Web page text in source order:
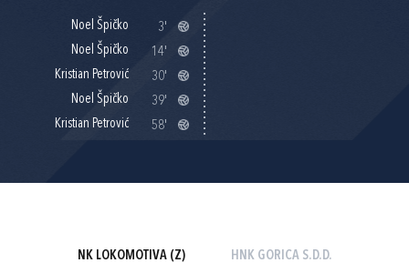
Noel Špičko
3'
Noel Špičko
14'
Kristian Petrović
30'
Noel Špičko
39'
Kristian Petrović
58'
NK LOKOMOTIVA (Z) HNK GORICA S.D.D.